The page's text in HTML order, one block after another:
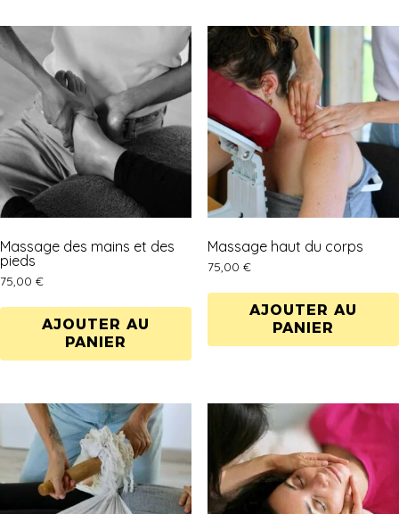
Massage des mains et des
pieds
75,00 €
AJOUTER AU
PANIER
Massage haut du corps
75,00 €
AJOUTER AU
PANIER